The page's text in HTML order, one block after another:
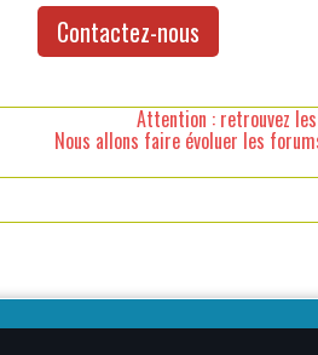
Contactez-nous
Attention : retrouvez
Nous allons faire évoluer les